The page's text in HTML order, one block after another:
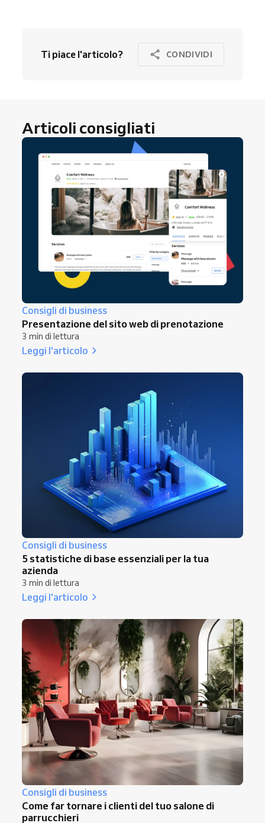
Ti piace l'articolo? CONDIVIDI
Articoli consigliati
Consigli di business
Presentazione del sito web di prenotazione
3 min di lettura
Leggi l'articolo
Consigli di business
5 statistiche di base essenziali per la tua
azienda
3 min di lettura
Leggi l'articolo
Consigli di business
Come far tornare i clienti del tuo salone di
parrucchieri